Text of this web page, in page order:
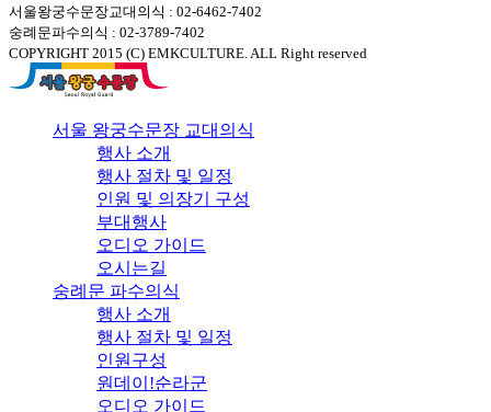
서울왕궁수문장교대의식 : 02-6462-7402
숭례문파수의식 : 02-3789-7402
COPYRIGHT 2015 (C) EMKCULTURE. ALL Right reserved
서울 왕궁수문장 교대의식
행사 소개
행사 절차 및 일정
인원 및 의장기 구성
부대행사
오디오 가이드
오시는길
숭례문 파수의식
행사 소개
행사 절차 및 일정
인원구성
원데이!순라군
오디오 가이드